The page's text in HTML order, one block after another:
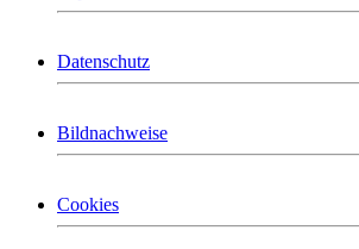
Datenschutz
Bildnachweise
Cookies